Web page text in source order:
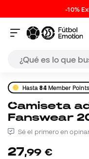
-10%
Hasta84Member Points
Camiseta adidas Real Madrid
Fanswear
Sé el primero en
27,99 €